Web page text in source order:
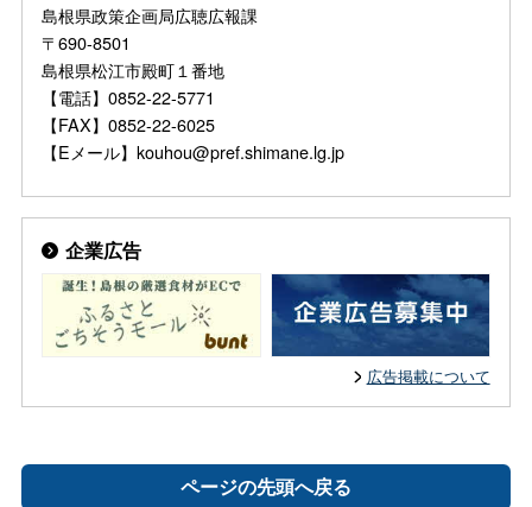
島根県政策企画局広聴広報課
〒690-8501
島根県松江市殿町１番地
【電話】0852-22-5771
【FAX】0852-22-6025
【Eメール】kouhou@pref.shimane.lg.jp
企業広告
広告掲載について
ページの先頭へ戻る